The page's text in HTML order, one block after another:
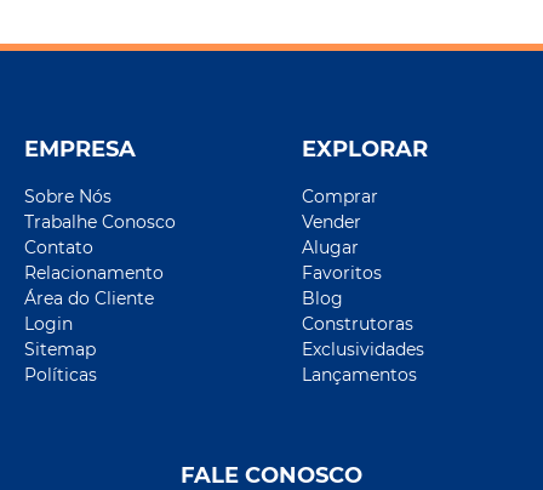
EMPRESA
Sobre Nós
Trabalhe Conosco
Contato
Relacionamento
Área do Cliente
Login
Sitemap
Políticas
EXPLORAR
Comprar
Vender
Alugar
Favoritos
Blog
Construtoras
Exclusividades
Lançamentos
FALE CONOSCO